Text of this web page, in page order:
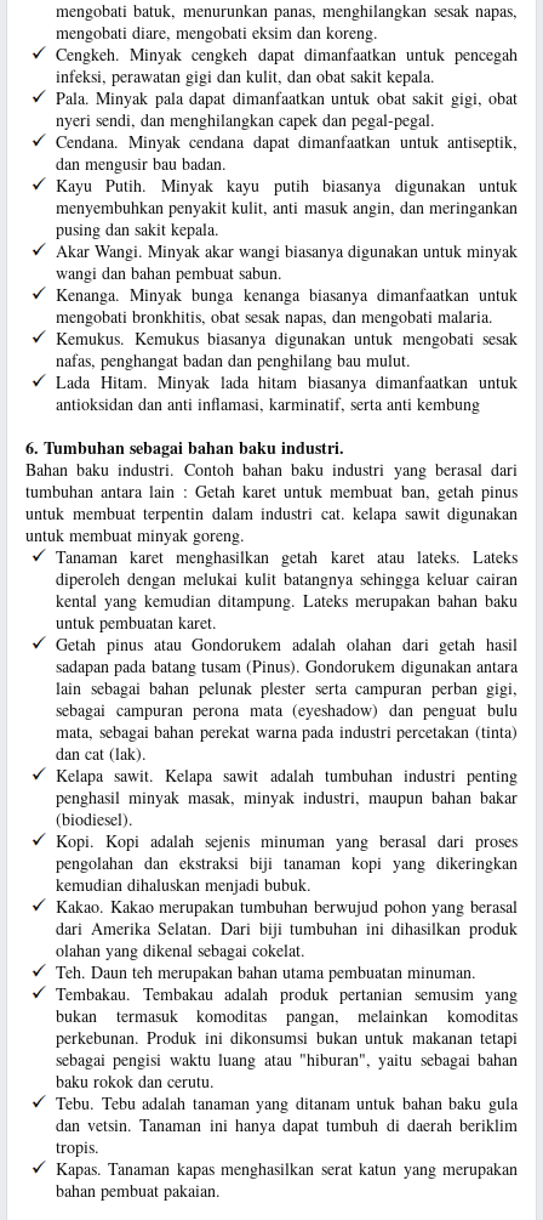
mengobati batuk, menurunkan panas, menghilangkan sesak napas,
mengobati diare, mengobati eksim dan koreng.
Cengkeh. Minyak cengkeh dapat dimanfaatkan untuk pencegah
infeksi, perawatan gigi dan kulit, dan obat sakit kepala.
Pala. Minyak pala dapat dimanfaatkan untuk obat sakit gigi, obat
nyeri sendi, dan menghilangkan capek dan pegal-pegal.
Cendana. Minyak cendana dapat dimanfaatkan untuk antiseptik,
dan mengusir bau badan.
Kayu Putih. Minyak kayu putih biasanya digunakan untuk
menyembuhkan penyakit kulit, anti masuk angin, dan meringankan
pusing dan sakit kepala.
Akar Wangi. Minyak akar wangi biasanya digunakan untuk minyak
wangi dan bahan pembuat sabun.
Kenanga. Minyak bunga kenanga biasanya dimanfaatkan untuk
mengobati bronkhitis, obat sesak napas, dan mengobati malaria.
Kemukus. Kemukus biasanya digunakan untuk mengobati sesak
nafas, penghangat badan dan penghilang bau mulut.
Lada Hitam. Minyak lada hitam biasanya dimanfaatkan untuk
antioksidan dan anti inflamasi, karminatif, serta anti kembung
6. Tumbuhan sebagai bahan baku industri.
Bahan baku industri. Contoh bahan baku industri yang berasal dari
tumbuhan antara lain : Getah karet untuk membuat ban, getah pinus
untuk membuat terpentin dalam industri cat. kelapa sawit digunakan
untuk membuat minyak goreng.
Tanaman karet menghasilkan getah karet atau lateks. Lateks
diperoleh dengan melukai kulit batangnya sehingga keluar cairan
kental yang kemudian ditampung. Lateks merupakan bahan baku
untuk pembuatan karet.
Getah pinus atau Gondorukem adalah olahan dari getah hasil
sadapan pada batang tusam (Pinus). Gondorukem digunakan antara
lain sebagai bahan pelunak plester serta campuran perban gigi,
sebagai campuran perona mata (eyeshadow) dan penguat bulu
mata, sebagai bahan perekat warna pada industri percetakan (tinta)
dan cat (lak).
Kelapa sawit. Kelapa sawit adalah tumbuhan industri penting
penghasil minyak masak, minyak industri, maupun bahan bakar
(biodiesel).
Kopi. Kopi adalah sejenis minuman yang berasal dari proses
pengolahan dan ekstraksi biji tanaman kopi yang dikeringkan
kemudian dihaluskan menjadi bubuk.
Kakao. Kakao merupakan tumbuhan berwujud pohon yang berasal
dari Amerika Selatan. Dari biji tumbuhan ini dihasilkan produk
olahan yang dikenal sebagai cokelat.
Teh. Daun teh merupakan bahan utama pembuatan minuman.
Tembakau. Tembakau adalah produk pertanian semusim yang
bukan termasuk komoditas pangan, melainkan komoditas
perkebunan. Produk ini dikonsumsi bukan untuk makanan tetapi
sebagai pengisi waktu luang atau "hiburan", yaitu sebagai bahan
baku rokok dan cerutu.
Tebu. Tebu adalah tanaman yang ditanam untuk bahan baku gula
dan vetsin. Tanaman ini hanya dapat tumbuh di daerah beriklim
tropis.
Kapas. Tanaman kapas menghasilkan serat katun yang merupakan
bahan pembuat pakaian.